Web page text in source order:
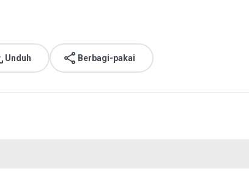
Unduh Berbagi-pakai